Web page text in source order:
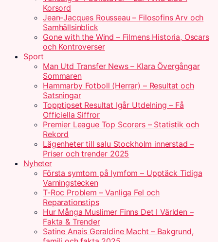
Korsord
Jean-Jacques Rousseau – Filosofins Arv och
Samhällsinblick
Gone with the Wind – Filmens Historia, Oscars
och Kontroverser
Sport
Man Utd Transfer News – Klara Övergångar
Sommaren
Hammarby Fotboll (Herrar) – Resultat och
Satsningar
Topptipset Resultat Igår Utdelning – Få
Officiella Siffror
Premier League Top Scorers – Statistik och
Rekord
Lägenheter till salu Stockholm innerstad –
Priser och trender 2025
Nyheter
Första symtom på lymfom – Upptäck Tidiga
Varningstecken
T-Roc Problem – Vanliga Fel och
Reparationstips
Hur Många Muslimer Finns Det I Världen –
Fakta & Trender
Satine Anais Geraldine Macht – Bakgrund,